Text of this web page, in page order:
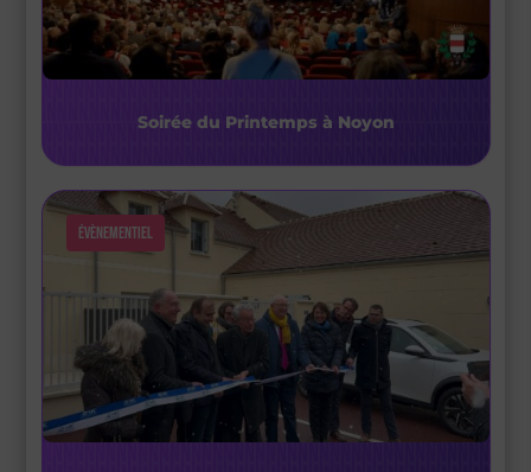
Soirée du Printemps à Noyon
Évènementiel